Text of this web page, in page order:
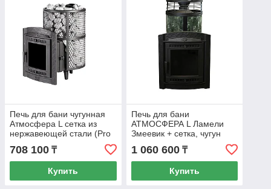
Печь для бани чугунная
Атмосфера L сетка из
нержавеющей стали (Pro
Metall) 12 - 24 м3
708 100 ₸
Купить
Печь для бани
АТМОСФЕРА L Ламели
Змеевик + сетка, чугун
(Pro Metall) 12 - 20 м3
1 060 600₸
Купить